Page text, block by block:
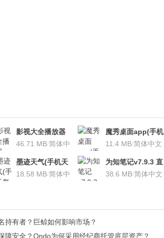
影视大全播放器
v3.1.7 安卓版
46.71 MB/简体中
魔秀桌面app(手机
桌面软件)v6.8.6
11.4 MB/简体中文
墨迹天气(手机天
气软
18.58 MB/简体中
为知笔记v7.9.3 直
装本地VIP会员版
38.6 MB/简体中文
持有者？巨鲸如何影响市场？
障安全？Ondo为何采用经纪商托管底层资产？